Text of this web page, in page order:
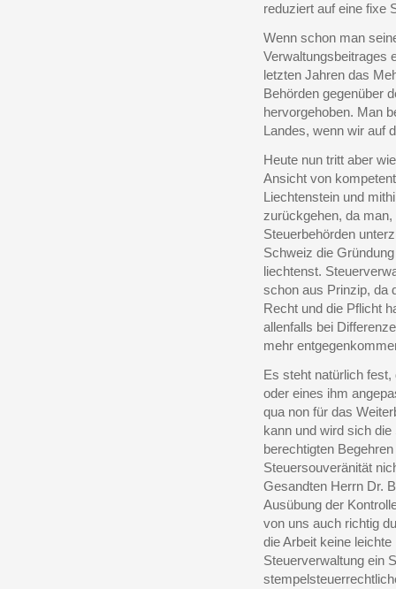
reduziert auf eine fixe
Wenn schon man
Verwaltungsbeitrages
letzten Jahren das
Behörden gegenüber
hervorgehoben. Man
Landes, wenn wir auf
Heute nun tritt aber
Ansicht von
Liechtenstein und
zurückgehen, da
Steuerbehörden
Schweiz die
liechtenst.
schon aus Prinzip, da
Recht und die Pflicht
allenfalls bei
mehr
Es steht natürlich
oder eines ihm
qua non für das
kann und wird sich
berechtigten
Steuersouveränität
Gesandten Herrn Dr.
Ausübung der
von uns auch richtig
die Arbeit keine
Steuerverwaltung ein